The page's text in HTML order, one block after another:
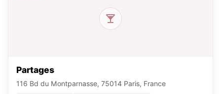
Partages
116 Bd du Montparnasse, 75014 Paris, France